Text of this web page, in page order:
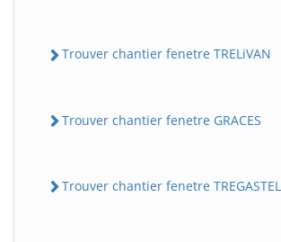
Trouver chantier fenetre TRELiVAN
Trouver chantier fenetre GRACES
Trouver chantier fenetre TREGASTEL